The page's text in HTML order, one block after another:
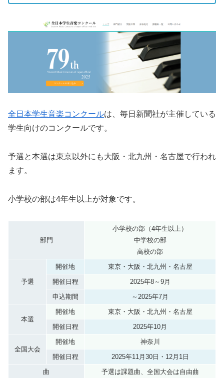
全日本学生音楽コンクールは、毎日新聞社が主催している
学生向けのコンクールです。
予選と本選は東京以外にも大阪・北九州・名古屋で行われ
ます。
小学校の部は4年生以上が対象です。
部門
小学校の部（4年生以上）
中学校の部
高校の部
予選
開催地
東京・大阪・北九州・名古屋
開催日程
2025年8～9月
申込期間
～2025年7月
本選
開催地
東京・大阪・北九州・名古屋
開催日程
2025年10月
全国大会
開催地
神奈川
開催日程
2025年11月30日・12月1日
曲
予選は課題曲、全国大会は自由曲